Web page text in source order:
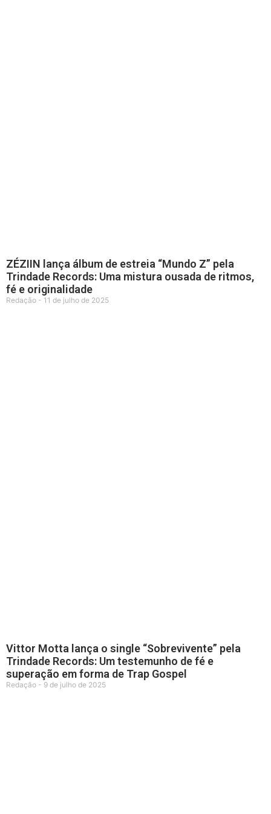
ZÉZIIN lança álbum de estreia “Mundo Z” pela
Trindade Records: Uma mistura ousada de ritmos,
fé e originalidade
Redação 11 de julho de 2025
Vittor Motta lança o single “Sobrevivente” pela
Trindade Records: Um testemunho de fé e
superação em forma de Trap Gospel
Redação 9 de julho de 2025